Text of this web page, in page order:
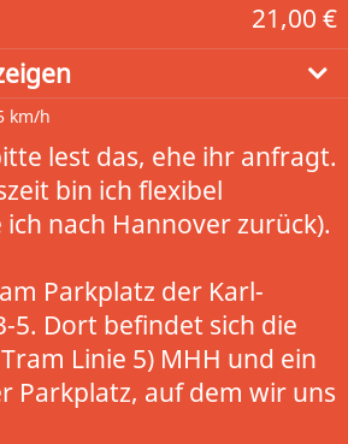
21,00 €
km/h
lest das, ehe ihr anfragt.
bin ich flexibel
nach Hannover zurück).
Parkplatz der Karl-
5. Dort befindet sich die
Linie 5) MHH und ein
Parkplatz, auf dem wir uns